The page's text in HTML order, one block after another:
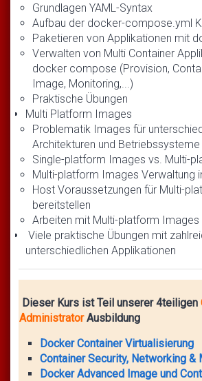
Grundlagen YAML-Syntax
Aufbau der docker-compose.yml
Paketieren von Applikationen mit
Verwalten von Multi Container
docker compose (Provision,
Image, Monitoring,...)
Praktische Übungen
Multi Platform Images
Problematik Images für
Architekturen und Betriebssysteme
Single-platform Images vs. Multi-
Multi-platform Images Verwaltung
Host Voraussetzungen für Multi-
bereitstellen
Arbeiten mit Multi-platform Images
Viele praktische Übungen mit
unterschiedlichen Applikationen
Dieser Kurs ist Teil unserer 4teiligen
AdministratorAusbildung
Docker Container Virtualisierung
Container Security, Networking &
Docker Advanced Image und